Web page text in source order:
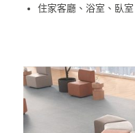
住家客廳、浴室、臥